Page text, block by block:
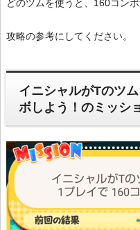
どのツムを使うと、160コン
攻略の参考にしてください。
イニシャルがTのツ
ボしよう！のミッシ